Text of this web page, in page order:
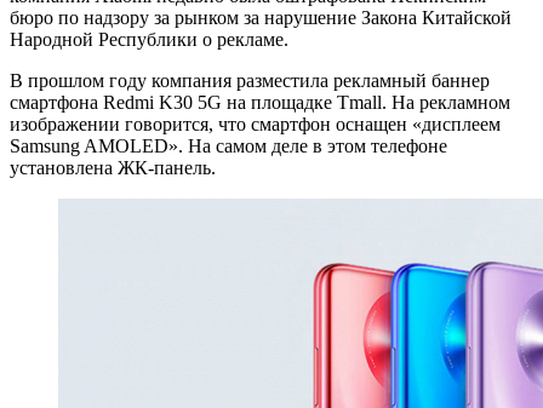
бюро по надзору за рынком за нарушение Закона Китайской
Народной Республики о рекламе.
В прошлом году компания разместила рекламный баннер
смартфона Redmi K30 5G на площадке Tmall. На рекламном
изображении говорится, что смартфон оснащен «дисплеем
Samsung AMOLED». На самом деле в этом телефоне
установлена ЖК-панель.